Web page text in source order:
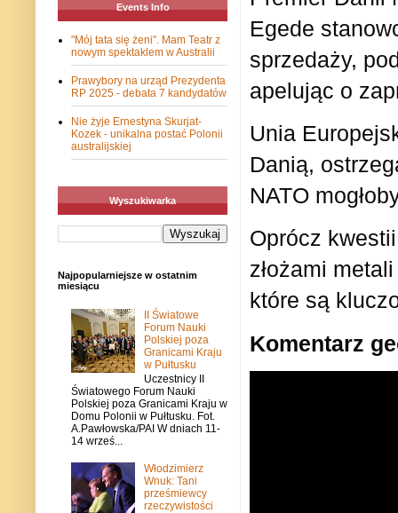
Egede
sprzedaży,
apelując o
Unia
Danią,
NATO
Oprócz
złożami
które są
Komentarz
Events Info
"Mój tata się żeni". Mam Teatr z
nowym spektaklem w Australii
Prawybory na urząd Prezydenta
RP 2025 - debata 7 kandydatów
Nie żyje Ernestyna Skurjat-
Kozek - unikalna postać Polonii
australijskiej
Wyszukiwarka
Najpopularniejsze w ostatnim
miesiącu
II Światowe
Forum Nauki
Polskiej poza
Granicami Kraju
w Pułtusku
Uczestnicy II
Światowego Forum Nauki
Polskiej poza Granicami Kraju w
Domu Polonii w Pułtusku. Fot.
A.Pawłowska/PAI W dniach 11-
14 wrześ...
Włodzimierz
Wnuk: Tani
prześmiewcy
rzeczywistości